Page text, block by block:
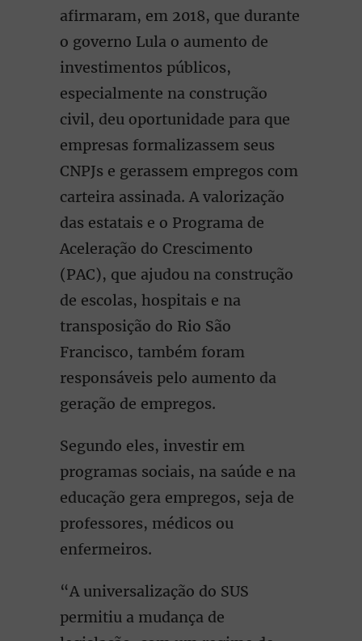
afirmaram, em 2018, que durante
o governo Lula o aumento de
investimentos públicos,
especialmente na construção
civil, deu oportunidade para que
empresas formalizassem seus
CNPJs e gerassem empregos com
carteira assinada. A valorização
das estatais e o Programa de
Aceleração do Crescimento
(PAC), que ajudou na construção
de escolas, hospitais e na
transposição do Rio São
Francisco, também foram
responsáveis pelo aumento da
geração de empregos.
Segundo eles, investir em
programas sociais, na saúde e na
educação gera empregos, seja de
professores, médicos ou
enfermeiros.
“A universalização do SUS
permitiu a mudança de